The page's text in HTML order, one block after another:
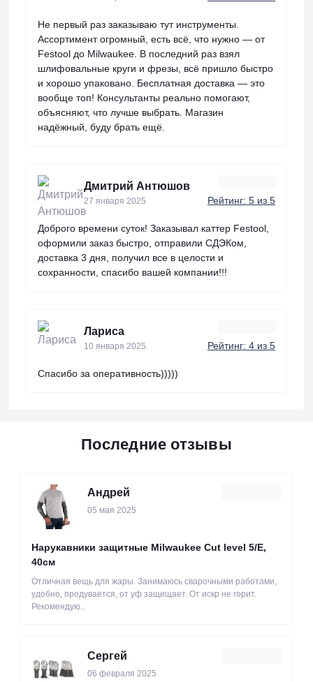
Не первый раз заказываю тут инструменты.
Ассортимент огромный, есть всё, что нужно — от
Festool до Milwaukee. В последний раз взял
шлифовальные круги и фрезы, всё пришло быстро
и хорошо упаковано. Бесплатная доставка — это
вообще топ! Консультанты реально помогают,
объясняют, что лучше выбрать. Магазин
надёжный, буду брать ещё.
Дмитрий Антюшов
27 января 2025 Рейтинг: 5 из 5
Доброго времени суток! Заказывал каттер Festool,
оформили заказ быстро, отправили СДЭКом,
доставка 3 дня, получил все в целости и
сохранности, спасибо вашей компании!!!
Лариса
10 января 2025 Рейтинг: 4 из 5
Спасибо за оперативность)))))
Последние отзывы
Андрей
05 мая 2025
Нарукавники защитные Milwaukee Cut level 5/Е,
40см
Отличная вещь для жары. Занимаюсь сварочными работами,
удобно, продувается, от уф защищает. От искр не горит.
Рекомендую..
Сергей
06 февраля 2025